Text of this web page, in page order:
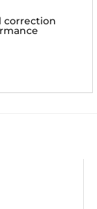
correction